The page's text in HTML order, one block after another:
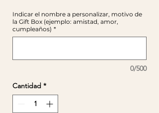
oferta
Indicar el nombre a personalizar, motivo de
la Gift Box (ejemplo: amistad, amor,
cumpleaños) *
0/500
Cantidad *